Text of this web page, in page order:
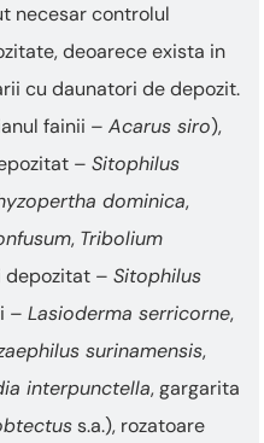
necesar controlul
deoarece exista in
cu daunatori de depozit.
fainii – Acarus siro),
– Sitophilus
dominica,
, Tribolium
depozitat – Sitophilus
– Lasioderma serricorne,
surinamensis,
interpunctella, gargarita
s.a.), rozatoare